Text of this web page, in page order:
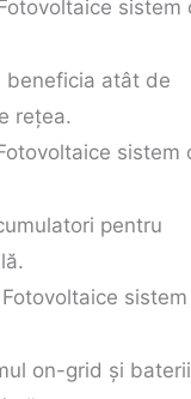
beneficia atât de
rețea.
pentru
on-grid și baterii